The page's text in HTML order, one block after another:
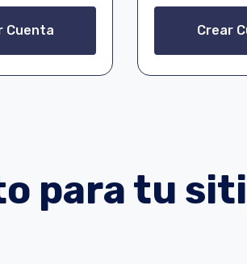
Cuenta Crear
para tu